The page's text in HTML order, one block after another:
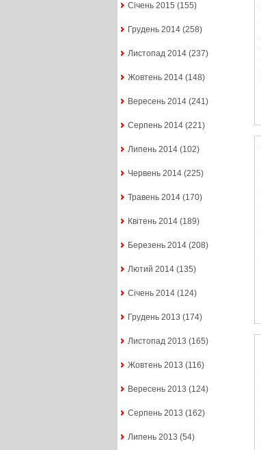
Січень 2015 (155)
Грудень 2014(258)
Листопад 2014(237)
Жовтень 2014(148)
Вересень 2014(241)
Серпень 2014(221)
Липень 2014(102)
Червень 2014(225)
Травень 2014(170)
Квітень 2014(189)
Березень 2014(208)
Лютий 2014(135)
Січень 2014(124)
Грудень 2013 (174)
Листопад 2013 (165)
Жовтень 2013 (116)
Вересень 2013 (124)
Серпень 2013 (162)
Липень 2013 (54)